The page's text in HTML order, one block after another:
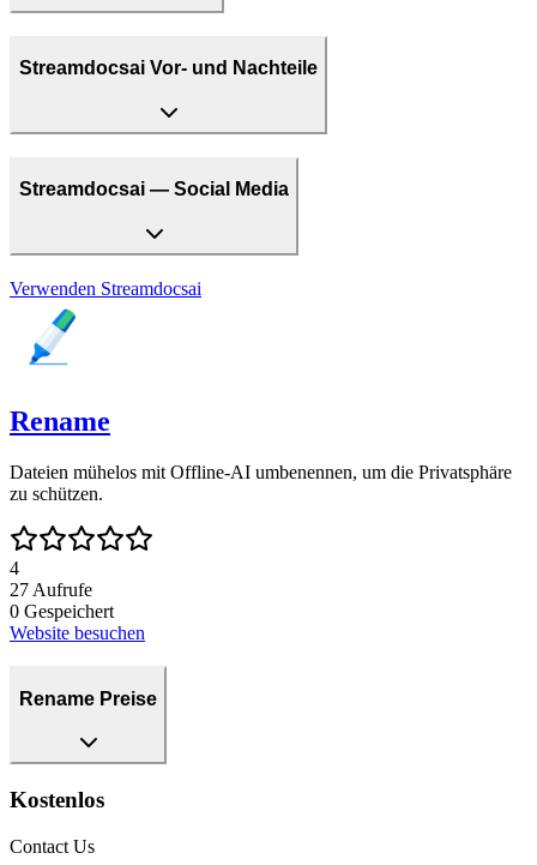
Streamdocsai Vor- und Nachteile
Streamdocsai — Social Media
Verwenden Streamdocsai
Rename
Dateien mühelos mit Offline-AI umbenennen, um die Privatsphäre
zu schützen.
4
27 Aufrufe
0 Gespeichert
Website besuchen
Rename Preise
Kostenlos
Contact Us